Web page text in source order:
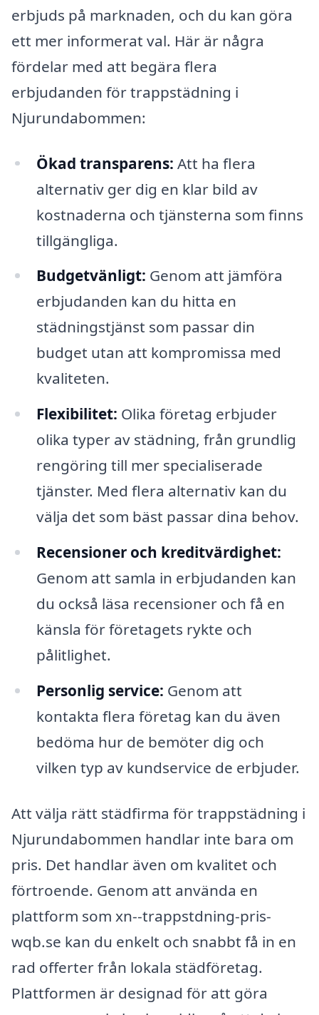
erbjuds på marknaden, och du kan göra
ett mer informerat val. Här är några
fördelar med att begära flera
erbjudanden för trappstädning i
Njurundabommen:
Ökad transparens: Att ha flera
alternativ ger dig en klar bild av
kostnaderna och tjänsterna som finns
tillgängliga.
Budgetvänligt: Genom att jämföra
erbjudanden kan du hitta en
städningstjänst som passar din
budget utan att kompromissa med
kvaliteten.
Flexibilitet: Olika företag erbjuder
olika typer av städning, från grundlig
rengöring till mer specialiserade
tjänster. Med flera alternativ kan du
välja det som bäst passar dina behov.
Recensioner och kreditvärdighet:
Genom att samla in erbjudanden kan
du också läsa recensioner och få en
känsla för företagets rykte och
pålitlighet.
Personlig service: Genom att
kontakta flera företag kan du även
bedöma hur de bemöter dig och
vilken typ av kundservice de erbjuder.
Att välja rätt städfirma för trappstädning i
Njurundabommen handlar inte bara om
pris. Det handlar även om kvalitet och
förtroende. Genom att använda en
plattform som xn--trappstdning-pris-
wqb.se kan du enkelt och snabbt få in en
rad offerter från lokala städföretag.
Plattformen är designad för att göra